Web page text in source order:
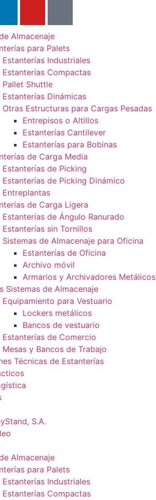
Almacenaje
para Palets
Estanterías Industriales
Estanterías Compactas
Pallet Shuttle
Estanterías Dinámicas
Otras Estructuras para Cargas Pesadas
Entrepisos o Altillos
Estanterías Cantilever
Estanterías para Bobinas
de Carga Media
Estanterías de Picking
Estanterías de Picking Dinámico
Entreplantas
de Carga Ligera
Estanterías de Ángulo Ranurado
Estanterías sin Tornillos
Sistemas de Almacenaje para Oficina
Estanterías de Oficina
Archivo móvil
Armarios y Archivadores Metálicos
Sistemas de Almacenaje
Equipamiento para Vestuario
Lockers metálicos
Bancos de vestuario
Estanterías de Comercio
Mesas y Bancos de Trabajo
Técnicas de Estanterías
S.A.
Almacenaje
para Palets
Estanterías Industriales
Estanterías Compactas